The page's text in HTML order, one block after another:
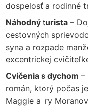
dospelosť a rodinné
Náhodný turista –
cestovných
syna a rozpade
excentrickej
Cvičenia s dychom –
román, ktorý počas
Maggie a Iry